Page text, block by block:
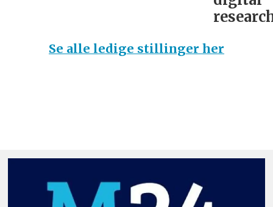
Se alle ledige stillinger her